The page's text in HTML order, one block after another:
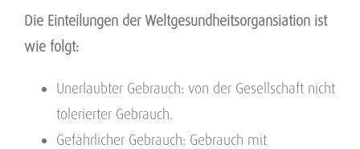
Die Einteilungen der Weltgesundheitsorgansiation ist
wie folgt:
Unerlaubter Gebrauch: von der Gesellschaft nicht
tolerierter Gebrauch.
Gefährlicher Gebrauch: Gebrauch mit